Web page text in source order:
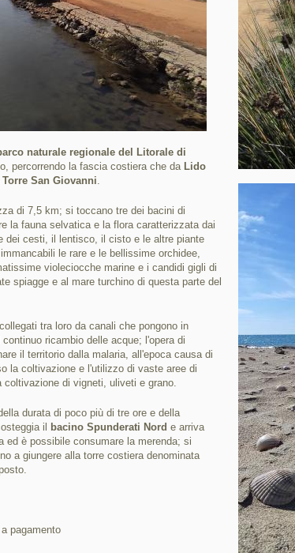
naturale regionale del Litorale di
percorrendo la fascia costiera che da Lido
Torre San Giovanni.
di 7,5 km; si toccano tre dei bacini di
la fauna selvatica e la flora caratterizzata dai
dei cesti, il lentisco, il cisto e le altre piante
le rare e le bellissime orchidee,
violeciocche marine e i candidi gigli di
spiagge e al mare turchino di questa parte del
tra loro da canali che pongono in
ricambio delle acque; l'opera di
il territorio dalla malaria, all'epoca causa di
la coltivazione e l'utilizzo di vaste aree di
di vigneti, uliveti e grano.
durata di poco più di tre ore e della
il bacino Spunderati Nord e arriva
ed è possibile consumare la merenda; si
a giungere alla torre costiera denominata
pagamento